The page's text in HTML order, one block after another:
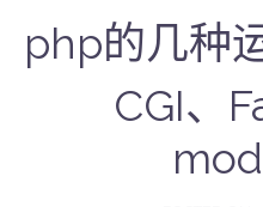
php的几种
CGI、